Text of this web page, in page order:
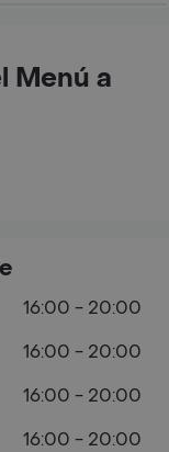
Menú a
16:00 - 20:00
16:00 - 20:00
16:00 - 20:00
16:00 - 20:00